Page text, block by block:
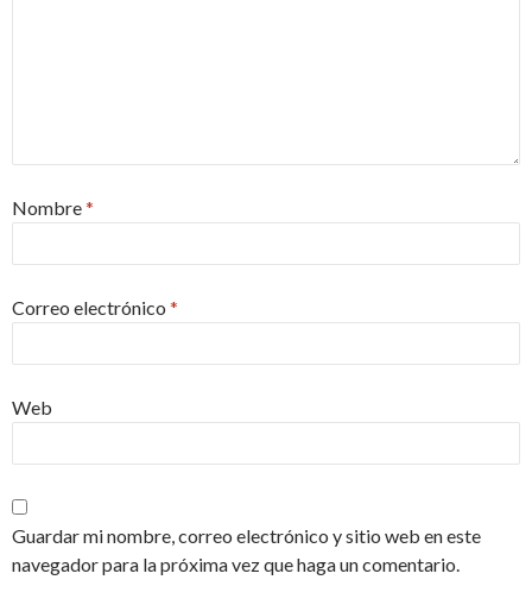
Nombre*
Correo electrónico *
Web
Guardar mi nombre, correo electrónico y sitio web en este
navegador para la próxima vez que haga un comentario.